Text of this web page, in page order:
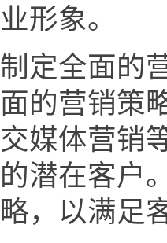
业形象。
制定全面的
面的营销策
交媒体营销
的潜在客户
略，以满足